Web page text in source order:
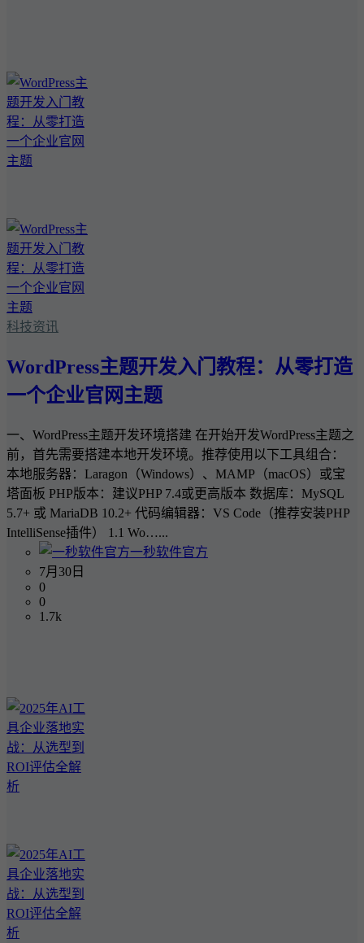
科技资讯
WordPress主题开发入门教程：从零打造
一个企业官网主题
一、WordPress主题开发环境搭建 在开始开发WordPress主题之
前，首先需要搭建本地开发环境。推荐使用以下工具组合：
本地服务器：Laragon（Windows）、MAMP（macOS）或宝
塔面板 PHP版本：建议PHP 7.4或更高版本 数据库：MySQL
5.7+ 或 MariaDB 10.2+ 代码编辑器：VS Code（推荐安装PHP
IntelliSense插件） 1.1 Wo…...
一秒软件官方
7月30日
0
0
1.7k